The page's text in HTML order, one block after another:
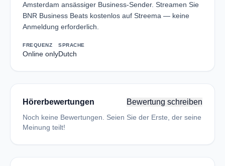
Amsterdam ansässiger Business-Sender. Streamen Sie
BNR Business Beats kostenlos auf Streema — keine
Anmeldung erforderlich.
FREQUENZ
Online only
SPRACHE
Dutch
Hörerbewertungen Bewertung schreiben
Noch keine Bewertungen. Seien Sie der Erste, der seine
Meinung teilt!